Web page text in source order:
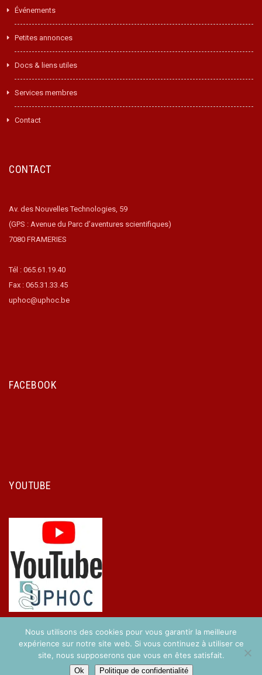
Événements
Petites annonces
Docs & liens utiles
Services membres
Contact
CONTACT
Av. des Nouvelles Technologies, 59
(GPS : Avenue du Parc d’aventures scientifiques)
7080 FRAMERIES
Tél : 065.61.19.40
Fax : 065.31.33.45
uphoc@uphoc.be
FACEBOOK
YOUTUBE
Copyright © 2017 UPHOC. Réalisé parEasy-Concept.
Nous utilisons des cookies pour vous garantir la meilleure
expérience sur notre site web. Si vous continuez à utiliser ce
site, nous supposerons que vous en êtes satisfait.
Ok Politique de confidentialité